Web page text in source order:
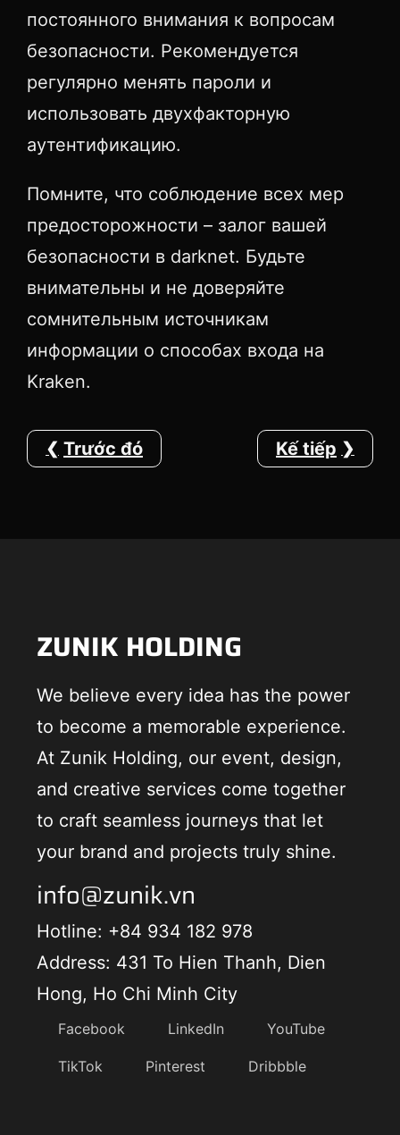
постоянного внимания к вопросам
безопасности. Рекомендуется
регулярно менять пароли и
использовать двухфакторную
аутентификацию.
Помните, что соблюдение всех мер
предосторожности – залог вашей
безопасности в darknet. Будьте
внимательны и не доверяйте
сомнительным источникам
информации о способах входа на
Kraken.
Trước đó Kế tiếp
ZUNIK HOLDING
We believe every idea has the power
to become a memorable experience.
At Zunik Holding, our event, design,
and creative services come together
to craft seamless journeys that let
your brand and projects truly shine.
info@zunik.vn
Hotline: +84 934 182 978
Address: 431 To Hien Thanh, Dien
Hong, Ho Chi Minh City
Facebook LinkedIn YouTube
TikTok Pinterest Dribbble